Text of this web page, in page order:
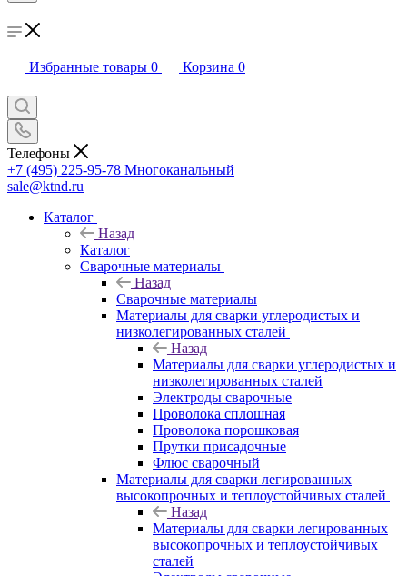
Избранные товары 0 Корзина 0
Телефоны
+7 (495) 225-95-78 Многоканальный
sale@ktnd.ru
Каталог
Назад
Каталог
Сварочные материалы
Назад
Сварочные материалы
Материалы для сварки углеродистых и
низколегированных сталей
Назад
Материалы для сварки углеродистых и
низколегированных сталей
Электроды сварочные
Проволока сплошная
Проволока порошковая
Прутки присадочные
Флюс сварочный
Материалы для сварки легированных
высокопрочных и теплоустойчивых сталей
Назад
Материалы для сварки легированных
высокопрочных и теплоустойчивых
сталей